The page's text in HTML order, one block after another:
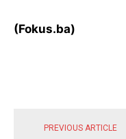
(Fokus.ba)
PREVIOUS ARTICLE